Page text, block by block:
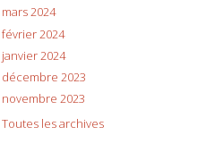
mars 2024
février 2024
janvier 2024
décembre 2023
novembre 2023
Toutes les archives